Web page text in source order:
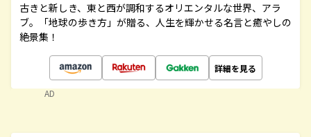
古きと新しき、東と西が調和するオリエンタルな世界、アラ
ブ。「地球の歩き方」が贈る、人生を輝かせる名言と癒やしの
絶景集！
詳細を見る
AD